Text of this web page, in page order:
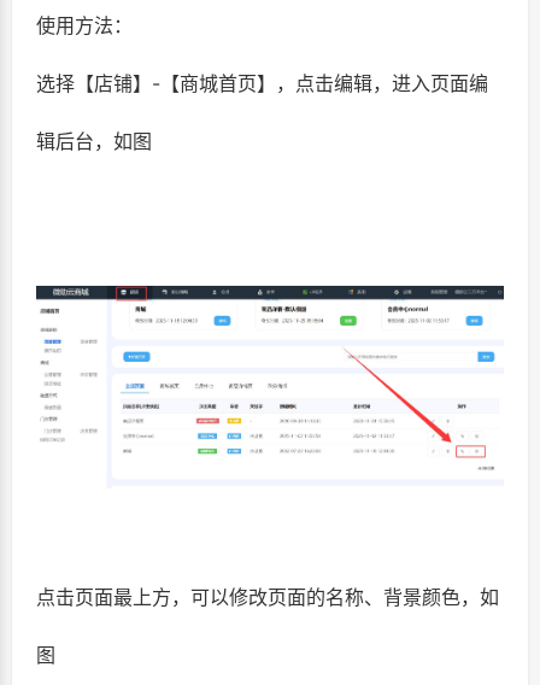
使用方法：
选择【店铺】-【商城首页】，点击编辑，进入页面编
辑后台，如图
点击页面最上方，可以修改页面的名称、背景颜色，如
图